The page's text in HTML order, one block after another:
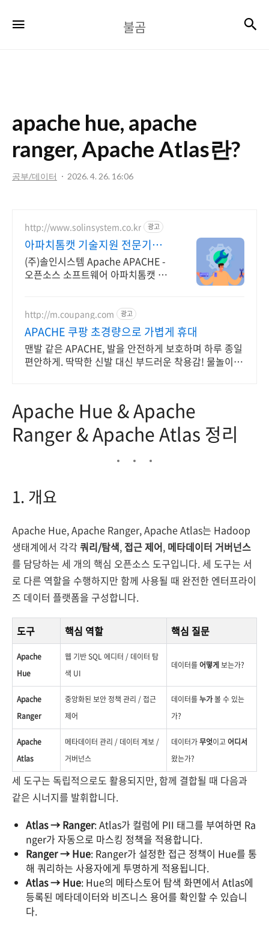
곰
불곰
apache hue, apache
ranger, Apache Atlas란?
공부/데이터 2026. 4. 26. 16:06
http://www.solinsystem.co.kr 광고
아파치톰캣 기술지원 전문기업
20년이상 기술지원 노하우
(주)솔인시스템 Apache APACHE -
오픈소스 소프트웨어 아파치톰캣 기
http://m.coupang.com 광고
APACHE 쿠팡 초경량으로 가볍게 휴대
맨발 같은 APACHE, 발을 안전하게 보호하며 하루 종일
편안하게. 딱딱한 신발 대신 부드러운 착용감! 물놀이도
Apache Hue & Apache
Ranger & Apache Atlas 정리
1. 개요
Apache Hue, Apache Ranger, Apache Atlas는 Hadoop
생태계에서 각각 쿼리/탐색, 접근 제어, 메타데이터 거버넌스
를 담당하는 세 개의 핵심 오픈소스 도구입니다. 세 도구는 서
로 다른 역할을 수행하지만 함께 사용될 때 완전한 엔터프라이
즈 데이터 플랫폼을 구성합니다.
도구 핵심 역할 핵심 질문
Apache
Hue
웹 기반 SQL 에디터 / 데이터 탐
색 UI
데이터를어떻게보는가?
Apache
Ranger
중앙화된 보안 정책 관리 / 접근
제어
데이터를누가볼 수 있는
가?
Apache
Atlas
메타데이터 관리 / 데이터 계보 /
거버넌스
데이터가무엇이고어디서
왔는가?
세 도구는 독립적으로도 활용되지만, 함께 결합될 때 다음과
같은 시너지를 발휘합니다.
Atlas → Ranger: Atlas가 컬럼에 PII 태그를 부여하면 Ra
nger가 자동으로 마스킹 정책을 적용합니다.
Ranger → Hue: Ranger가 설정한 접근 정책이 Hue를 통
해 쿼리하는 사용자에게 투명하게 적용됩니다.
Atlas → Hue: Hue의 메타스토어 탐색 화면에서 Atlas에
등록된 메타데이터와 비즈니스 용어를 확인할 수 있습니
다.